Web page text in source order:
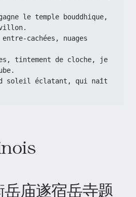
cachées, nuages
soleil éclatant, qui naît
岳庙遂宿岳寺题